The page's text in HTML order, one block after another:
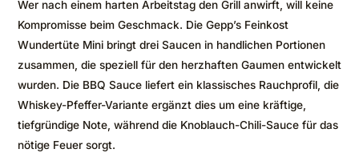
Wer nach einem harten Arbeitstag den Grill anwirft, will keine
Kompromisse beim Geschmack. Die Gepp’s Feinkost
Wundertüte Mini bringt drei Saucen in handlichen Portionen
zusammen, die speziell für den herzhaften Gaumen entwickelt
wurden. Die BBQ Sauce liefert ein klassisches Rauchprofil, die
Whiskey-Pfeffer-Variante ergänzt dies um eine kräftige,
tiefgründige Note, während die Knoblauch-Chili-Sauce für das
nötige Feuer sorgt.